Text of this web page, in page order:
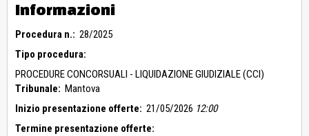
Informazioni
Procedura n.: 28/2025
Tipo procedura:
PROCEDURE CONCORSUALI - LIQUIDAZIONE GIUDIZIALE (CCI)
Tribunale: Mantova
Inizio presentazione offerte: 21/05/2026 12:00
Termine presentazione offerte: